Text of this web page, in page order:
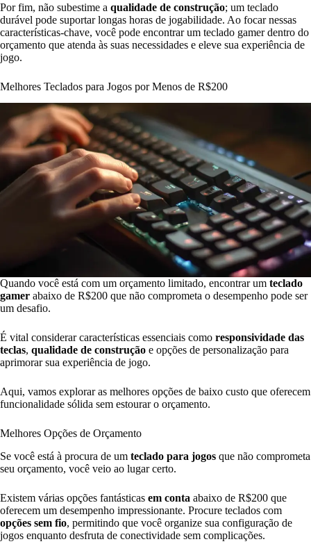
Por fim, não subestime a qualidade de construção; um teclado
durável pode suportar longas horas de jogabilidade. Ao focar nessas
características-chave, você pode encontrar um teclado gamer dentro do
orçamento que atenda às suas necessidades e eleve sua experiência de
jogo.
Melhores Teclados para Jogos por Menos de R$200
Quando você está com um orçamento limitado, encontrar um teclado
gamer abaixo de R$200 que não comprometa o desempenho pode ser
um desafio.
É vital considerar características essenciais como responsividade das
teclas, qualidade de construção e opções de personalização para
aprimorar sua experiência de jogo.
Aqui, vamos explorar as melhores opções de baixo custo que oferecem
funcionalidade sólida sem estourar o orçamento.
Melhores Opções de Orçamento
Se você está à procura de um teclado para jogos que não comprometa
seu orçamento, você veio ao lugar certo.
Existem várias opções fantásticas em conta abaixo de R$200 que
oferecem um desempenho impressionante. Procure teclados com
opções sem fio, permitindo que você organize sua configuração de
jogos enquanto desfruta de conectividade sem complicações.